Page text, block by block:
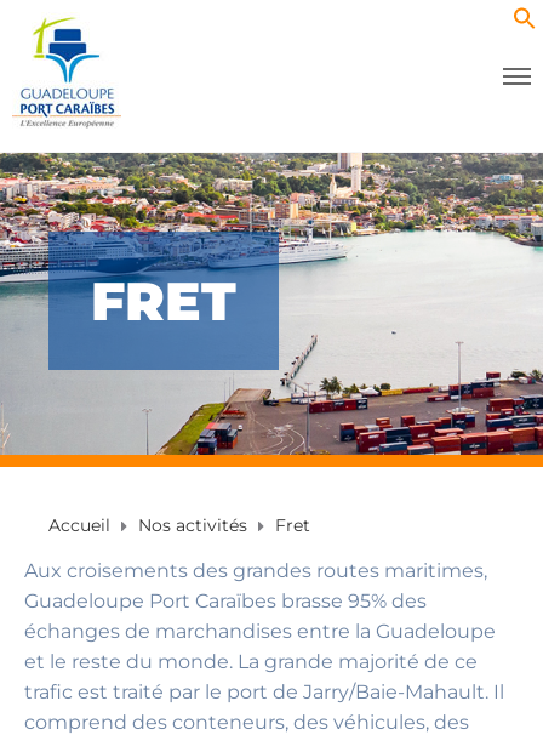
FRET
Accueil Nos activités Fret
Aux croisements des grandes routes maritimes,
Guadeloupe Port Caraïbes brasse 95% des
échanges de marchandises entre la Guadeloupe
et le reste du monde. La grande majorité de ce
trafic est traité par le port de Jarry/Baie-Mahault. Il
comprend des conteneurs, des véhicules, des